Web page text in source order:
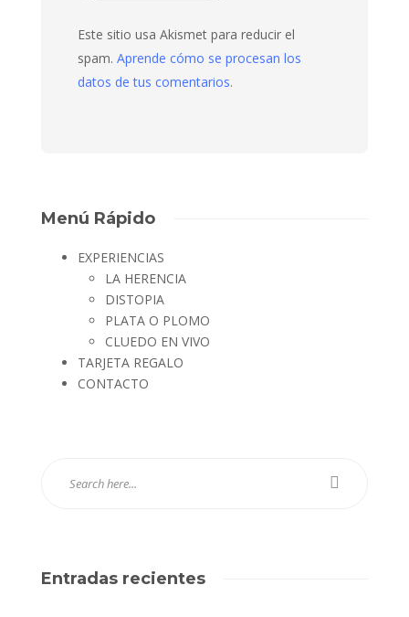
Este sitio usa Akismet para reducir el
spam. Aprende cómo se procesan los
datos de tus comentarios.
Menú Rápido
EXPERIENCIAS
LA HERENCIA
DISTOPIA
PLATA O PLOMO
CLUEDO EN VIVO
TARJETA REGALO
CONTACTO
Entradas recientes